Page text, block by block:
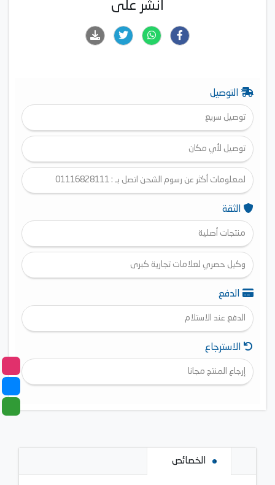
انشر على
التوصيل
توصيل سريع
توصيل لأي مكان
لمعلومات أكثر عن رسوم الشحن اتصل بـ : 01116828111
الثقة
منتجات أصلية
وكيل حصري لعلامات تجارية كبرى
الدفع
الدفع عند الاستلام
الاسترجاع
إرجاع المنتج مجانا
الخصائص